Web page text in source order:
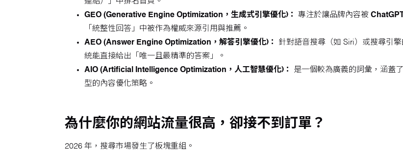
GEO (Generative Engine Optimization，生成式引擎優化)：
專注於讓品牌內容被
「統整性回答」中被作為權威來源引用與推薦。
AEO (Answer Engine Optimization，解答引擎優化)：
針對語音搜尋（如 Siri）或搜尋引
統能直接給出「唯一且最精準的答案」。
AIO (Artificial Intelligence Optimization，人工智慧優化)：
是一個較為廣義的詞彙，涵蓋
型的內容優化策略。
為什麼你的網站流量很高，卻接不到訂單？
2026 年，搜尋市場發生了板塊重組。